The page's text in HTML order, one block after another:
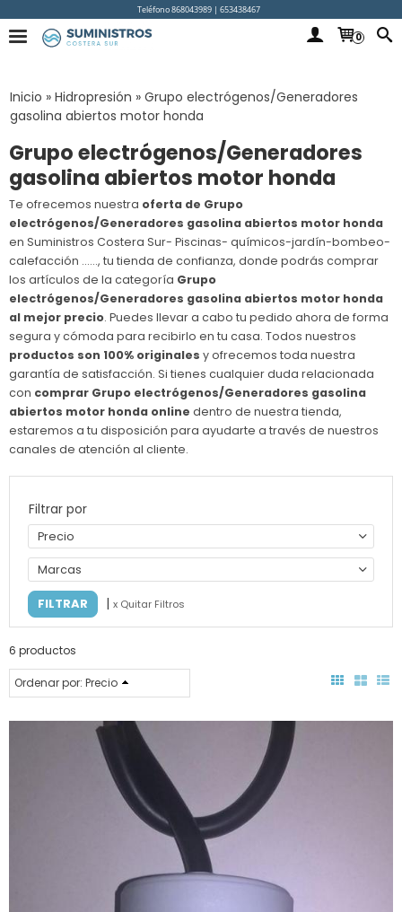
Teléfono 868043989 | 653438467
0
Inicio » Hidropresión » Grupo electrógenos/Generadores
gasolina abiertos motor honda
Grupo electrógenos/Generadores
gasolina abiertos motor honda
Te ofrecemos nuestra oferta de Grupo
electrógenos/Generadores gasolina abiertos motor honda
en Suministros Costera Sur- Piscinas- químicos-jardín-bombeo-
calefacción ......, tu tienda de confianza, donde podrás comprar
los artículos de la categoría Grupo
electrógenos/Generadores gasolina abiertos motor honda
al mejor precio. Puedes llevar a cabo tu pedido ahora de forma
segura y cómoda para recibirlo en tu casa. Todos nuestros
productos son 100% originales y ofrecemos toda nuestra
garantía de satisfacción. Si tienes cualquier duda relacionada
con comprar Grupo electrógenos/Generadores gasolina
abiertos motor honda online dentro de nuestra tienda,
estaremos a tu disposición para ayudarte a través de nuestros
canales de atención al cliente.
Filtrar por
Precio
Marcas
| x Quitar Filtros
6 productos
Ordenar por: Precio